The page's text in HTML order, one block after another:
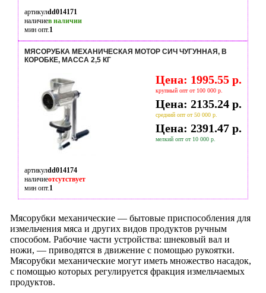
артикулdd014171
наличиев наличии
мин опт.1
МЯСОРУБКА МЕХАНИЧЕСКАЯ МОТОР СИЧ ЧУГУННАЯ, В
КОРОБКЕ, МАССА 2,5 КГ
Цена: 1995.55 р.
крупный опт от 100 000 р.
Цена: 2135.24 р.
средний опт от 50 000 р.
Цена: 2391.47 р.
мелкий опт от 10 000 р.
артикулdd014174
наличиеотсутствует
мин опт.1
Мясорубки механические — бытовые приспособления для
измельчения мяса и других видов продуктов ручным
способом. Рабочие части устройства: шнековый вал и
ножи, — приводятся в движение с помощью рукоятки.
Мясорубки механические могут иметь множество насадок,
с помощью которых регулируется фракция измельчаемых
продуктов.